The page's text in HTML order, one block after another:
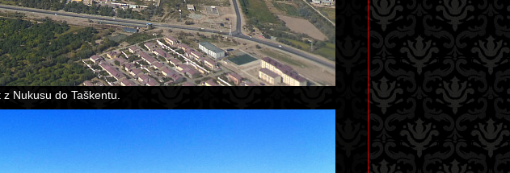
z Nukusu do Taškentu.